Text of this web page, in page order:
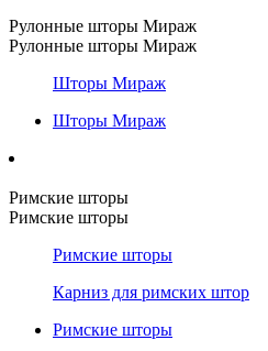
Рулонные шторы Мираж
Рулонные шторы Мираж
Шторы Мираж
Шторы Мираж
Римские шторы
Римские шторы
Римские шторы
Карниз для римских штор
Римские шторы